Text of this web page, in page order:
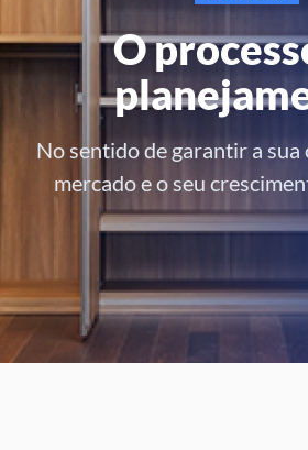
O
No sentido de garantir a sua
mercado e o seu